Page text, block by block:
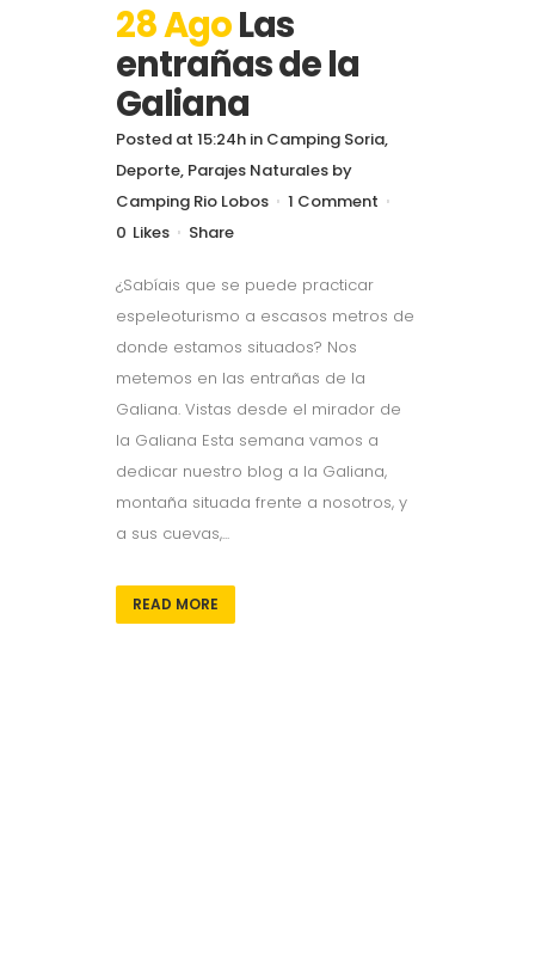
28 AgoLas
entrañas de la
Galiana
Posted at 15:24h in Camping Soria,
Deporte, Parajes Naturales by
Camping Rio Lobos
1 Comment
0 Likes Share
¿Sabíais que se puede practicar
espeleoturismo a escasos metros de
donde estamos situados? Nos
metemos en las entrañas de la
Galiana. Vistas desde el mirador de
la Galiana Esta semana vamos a
dedicar nuestro blog a la Galiana,
montaña situada frente a nosotros, y
a sus cuevas,...
READ MORE